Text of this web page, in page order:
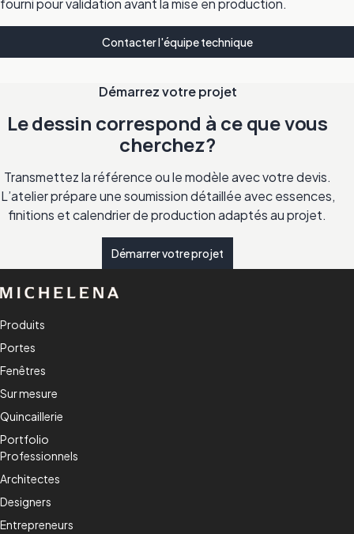
Contacter l'équipe technique
Démarrez votre projet
Le dessin correspond à ce que vous
cherchez?
Transmettez la référence ou le modèle avec votre devis.
L’atelier prépare une soumission détaillée avec essences,
finitions et calendrier de production adaptés au projet.
Démarrer votre projet
Produits
Portes
Fenêtres
Sur mesure
Quincaillerie
Portfolio
Professionnels
Architectes
Designers
Entrepreneurs